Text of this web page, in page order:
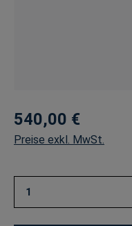
540,00 €
Preise exkl. MwSt.
Produkt Anzahl: